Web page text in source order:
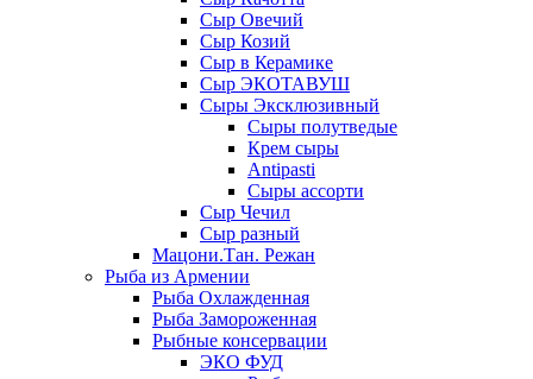
Сыр Овечий
Сыр Козий
Сыр в Керамике
Сыр ЭКОТАВУШ
Сыры Эксклюзивный
Сыры полутведые
Крем сыры
Antipasti
Сыры ассорти
Сыр Чечил
Сыр разный
Мацони.Тан. Режан
Рыба из Армении
Рыба Охлажденная
Рыба Замороженная
Рыбные консервации
ЭКО ФУД